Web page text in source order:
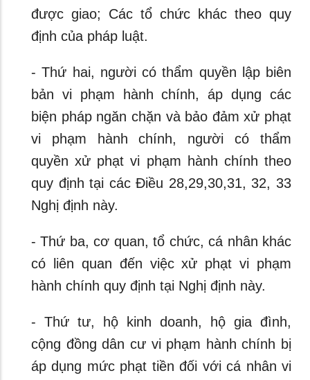
được giao; Các tổ chức khác theo quy
định của pháp luật.
- Thứ hai, người có thẩm quyền lập biên
bản vi phạm hành chính, áp dụng các
biện pháp ngăn chặn và bảo đảm xử phạt
vi phạm hành chính, người có thẩm
quyền xử phạt vi phạm hành chính theo
quy định tại các Điều 28,29,30,31, 32, 33
Nghị định này.
- Thứ ba, cơ quan, tổ chức, cá nhân khác
có liên quan đến việc xử phạt vi phạm
hành chính quy định tại Nghị định này.
- Thứ tư, hộ kinh doanh, hộ gia đình,
cộng đồng dân cư vi phạm hành chính bị
áp dụng mức phạt tiền đối với cá nhân vi